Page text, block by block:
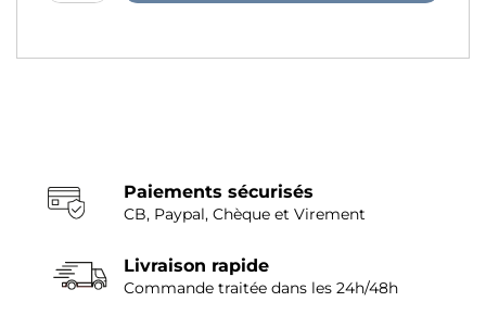
Paiements sécurisés
CB, Paypal, Chèque et Virement
Livraison rapide
Commande traitée dans les 24h/48h